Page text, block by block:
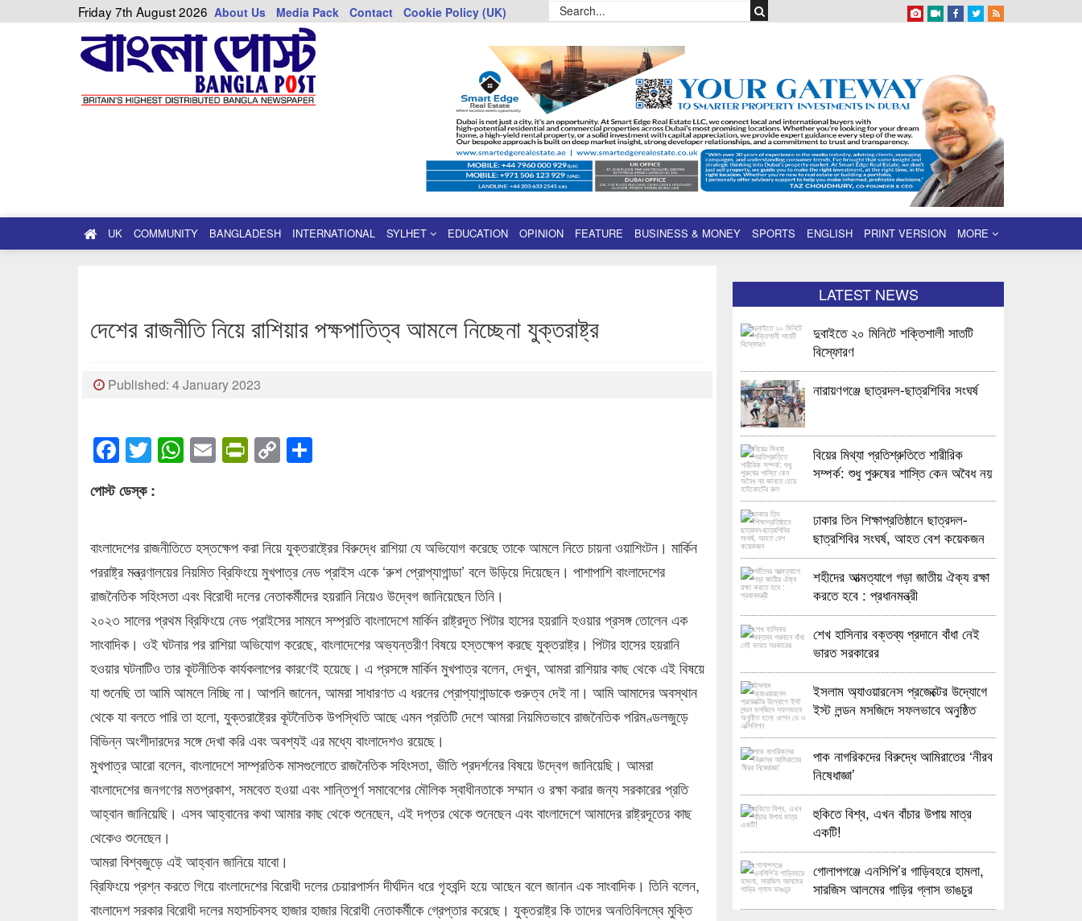
Friday 7th August 2026 About Us Media Pack Contact Cookie Policy (UK)
UK COMMUNITY BANGLADESH INTERNATIONAL SYLHET EDUCATION OPINION FEATURE BUSINESS & MONEY SPORTS ENGLISH PRINT VERSION MORE
দেশের রাজনীতি নিয়ে রাশিয়ার পক্ষপাতিত্ব আমলে নিচ্ছেনা যুক্তরাষ্ট্র
Published: 4 January 2023
Facebook
Twitter
WhatsApp
EmailPrintFriendly
Copy
পোস্ট ডেস্ক :
বাংলাদেশের রাজনীতিতে হস্তক্ষেপ করা নিয়ে যুক্তরাষ্ট্রের বিরুদ্ধে রাশিয়া যে অভিযোগ করেছে তাকে আমলে নিতে চায়না ওয়াশিংটন। মার্কিন
পররাষ্ট্র মন্ত্রণালয়ের নিয়মিত ব্রিফিংয়ে মুখপাত্র নেড প্রাইস একে ‘রুশ প্রোপ্যাগান্ডা’ বলে উড়িয়ে দিয়েছেন। পাশাপাশি বাংলাদেশের
রাজনৈতিক সহিংসতা এবং বিরোধী দলের নেতাকর্মীদের হয়রানি নিয়েও উদ্বেগ জানিয়েছেন তিনি।
২০২৩ সালের প্রথম ব্রিফিংয়ে নেড প্রাইসের সামনে সম্প্রতি বাংলাদেশে মার্কিন রাষ্ট্রদূত পিটার হাসের হয়রানি হওয়ার প্রসঙ্গ তোলেন এক
সাংবাদিক। ওই ঘটনার পর রাশিয়া অভিযোগ করেছে, বাংলাদেশের অভ্যন্তরীণ বিষয়ে হস্তক্ষেপ করছে যুক্তরাষ্ট্র। পিটার হাসের হয়রানি
হওয়ার ঘটনাটিও তার কূটনীতিক কার্যকলাপের কারণেই হয়েছে। এ প্রসঙ্গে মার্কিন মুখপাত্র বলেন, দেখুন, আমরা রাশিয়ার কাছ থেকে এই বিষয়ে
যা শুনেছি তা আমি আমলে নিচ্ছি না। আপনি জানেন, আমরা সাধারণত এ ধরনের প্রোপ্যাগান্ডাকে গুরুত্ব দেই না। আমি আমাদের অবস্থান
থেকে যা বলতে পারি তা হলো, যুক্তরাষ্ট্রের কূটনৈতিক উপস্থিতি আছে এমন প্রতিটি দেশে আমরা নিয়মিতভাবে রাজনৈতিক পরিমণ্ডলজুড়ে
বিভিন্ন অংশীদারদের সঙ্গে দেখা করি এবং অবশ্যই এর মধ্যে বাংলাদেশও রয়েছে।
মুখপাত্র আরো বলেন, বাংলাদেশে সাম্প্রতিক মাসগুলোতে রাজনৈতিক সহিংসতা, ভীতি প্রদর্শনের বিষয়ে উদ্বেগ জানিয়েছি। আমরা
বাংলাদেশের জনগণের মতপ্রকাশ, সমবেত হওয়া এবং শান্তিপূর্ণ সমাবেশের মৌলিক স্বাধীনতাকে সম্মান ও রক্ষা করার জন্য সরকারের প্রতি
আহ্বান জানিয়েছি। এসব আহ্বানের কথা আমার কাছ থেকে শুনেছেন, এই দপ্তর থেকে শুনেছেন এবং বাংলাদেশে আমাদের রাষ্ট্রদূতের কাছ
থেকেও শুনেছেন।
আমরা বিশ্বজুড়ে এই আহ্বান জানিয়ে যাবো।
ব্রিফিংয়ে প্রশ্ন করতে গিয়ে বাংলাদেশের বিরোধী দলের চেয়ারপার্সন দীর্ঘদিন ধরে গৃহবন্দি হয়ে আছেন বলে জানান এক সাংবাদিক। তিনি বলেন,
বাংলাদেশ সরকার বিরোধী দলের মহাসচিবসহ হাজার হাজার বিরোধী নেতাকর্মীকে গ্রেপ্তার করেছে। যুক্তরাষ্ট্র কি তাদের অনতিবিলম্বে মুক্তি
LATEST NEWS
দুবাইতে ২০ মিনিটে শক্তিশালী সাতটি
বিস্ফোরণ
নারায়ণগঞ্জে ছাত্রদল-ছাত্রশিবির সংঘর্ষ
বিয়ের মিথ্যা প্রতিশ্রুতিতে শারীরিক
সম্পর্ক: শুধু পুরুষের শাস্তি কেন অবৈধ নয়
ঢাকার তিন শিক্ষাপ্রতিষ্ঠানে ছাত্রদল-
ছাত্রশিবির সংঘর্ষ, আহত বেশ কয়েকজন
শহীদের আত্মত্যাগে গড়া জাতীয় ঐক্য রক্ষা
করতে হবে : প্রধানমন্ত্রী
শেখ হাসিনার বক্তব্য প্রদানে বাঁধা নেই
ভারত সরকারের
ইসলাম অ্যাওয়ারনেস প্রজেক্টের উদ্যোগে
ইস্ট লন্ডন মসজিদে সফলভাবে অনুষ্ঠিত
পাক নাগরিকদের বিরুদ্ধে আমিরাতের ‘নীরব
নিষেধাজ্ঞা’
হুকিতে বিশ্ব, এখন বাঁচার উপায় মাত্র
একটি!
গোলাপগঞ্জে এনসিপি’র গাড়িবহরে হামলা,
সারজিস আলমের গাড়ির গ্লাস ভাঙচুর